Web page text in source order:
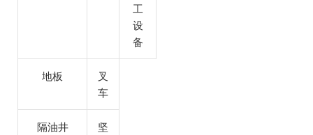
工
设
备
地板
叉
车
隔油井
坚